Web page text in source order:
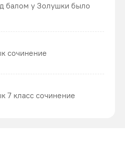
балом у Золушки было
сочинение
7 класс сочинение